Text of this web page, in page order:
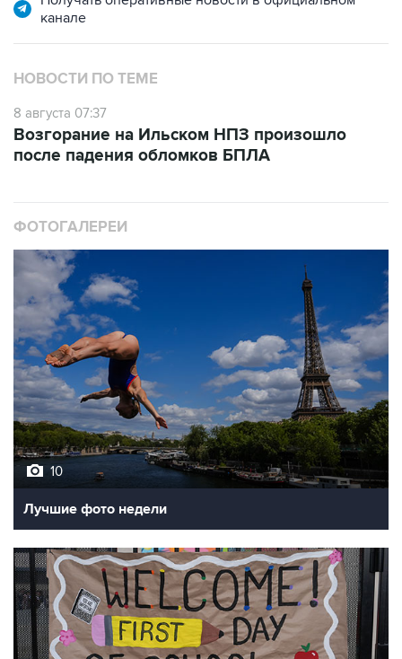
НОВОСТИ ПО ТЕМЕ
8 августа 07:37
после падения обломков БПЛА
10
Лучшие фото недели